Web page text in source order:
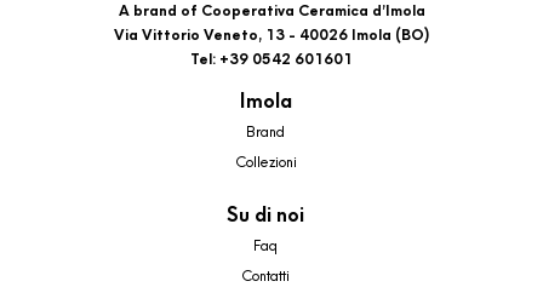
A brand of Cooperativa Ceramica d’Imola
Via Vittorio Veneto, 13 - 40026 Imola (BO)
Tel: +39 0542 601601
Imola
Brand
Collezioni
Su di noi
Faq
Contatti